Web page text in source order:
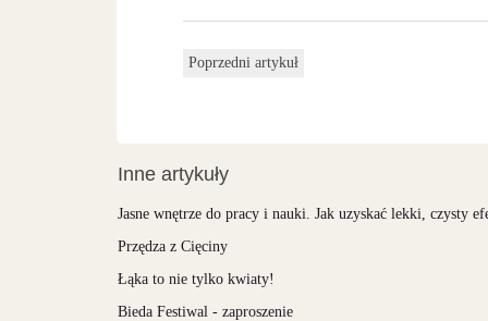
Poprzedni artykuł
Inne artykuły
Jasne wnętrze do pracy i nauki. Jak uzyskać lekki, czysty
Przędza z Cięciny
Łąka to nie tylko kwiaty!
Bieda Festiwal - zaproszenie